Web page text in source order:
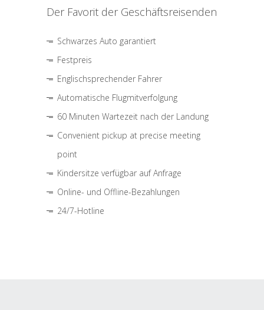
Der Favorit der Geschäftsreisenden
Schwarzes Auto garantiert
Festpreis
Englischsprechender Fahrer
Automatische Flugmitverfolgung
60 Minuten Wartezeit nach der Landung
Convenient pickup at precise meeting
point
Kindersitze verfügbar auf Anfrage
Online- und Offline-Bezahlungen
24/7-Hotline